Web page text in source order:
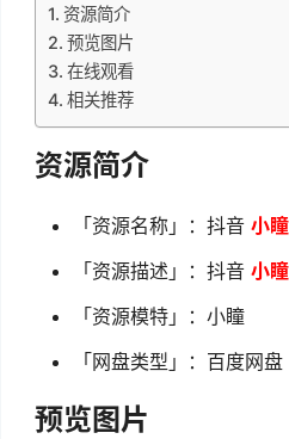
资源简介
预览图片
在线观看
相关推荐
资源简介
「资源名称」：抖音 小瞳
「资源描述」：抖音 小瞳
「资源模特」：小瞳
「网盘类型」：百度网盘
预览图片